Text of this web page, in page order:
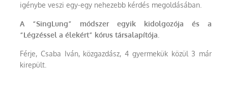
igénybe veszi egy-egy nehezebb kérdés megoldásában.
A “SingLung” módszer egyik kidolgozója és a
“Légzéssel a élekért” kórus társalapítója.
Férje, Csaba Iván, közgazdász, 4 gyermekük közül 3 már
kirepült.